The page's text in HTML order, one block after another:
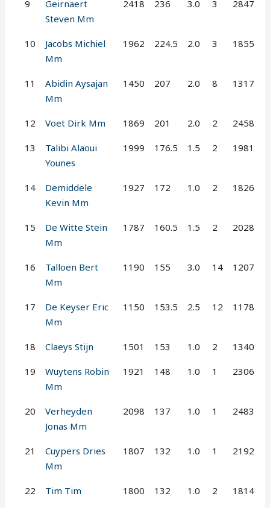
9
Geirnaert
Steven Mm
2418 236 3.0 3 2847
10
Jacobs Michiel
Mm
1962 224.5 2.0 3 1855
11
Abidin Aysajan
Mm
1450 207 2.0 8 1317
12 Voet Dirk Mm 1869 201 2.0 2 2458
13
Talibi Alaoui
Younes
1999 176.5 1.5 2 1981
14
Demiddele
Kevin Mm
1927 172 1.0 2 1826
15
De Witte Stein
Mm
1787 160.5 1.5 2 2028
16
Talloen Bert
Mm
1190 155 3.0 14 1207
17
De Keyser Eric
Mm
1150 153.5 2.5 12 1178
18 Claeys Stijn 1501 153 1.0 2 1340
19
Wuytens Robin
Mm
1921 148 1.0 1 2306
20
Verheyden
Jonas Mm
2098 137 1.0 1 2483
21
Cuypers Dries
Mm
1807 132 1.0 1 2192
22 Tim Tim 1800 132 1.0 2 1814